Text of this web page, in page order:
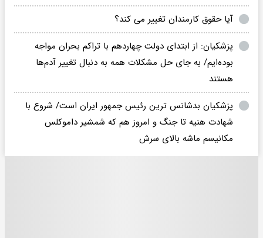
آیا حقوق کارمندان تغییر می کند؟
پزشکیان: از ابتدای دولت چهاردهم با تراکم بحران مواجه
بوده‌ایم/ به جای حل مشکلات همه به دنبال تغییر آدم‌ها
هستند
پزشکیان بدشانس ترین رئیس جمهور ایران است/ شروع با
شهادت هنیه تا جنگ و امروز هم که شمشیر داموکلس
مکانیسم ماشه بالای سرش